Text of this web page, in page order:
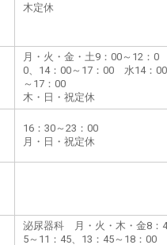
木定休
月・火・金・土9：00～12：0
0、14：00～17：00 水14：00
～17：00
木・日・祝定休
16：30～23：00
月・日・祝定休
泌尿器科 月・火・木・金8：4
5～11：45、13：45～18：00